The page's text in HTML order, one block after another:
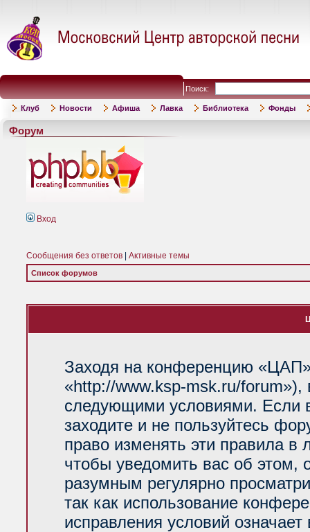
Поиск:
Клуб Новости Афиша Лавка Библиотека Фонды
Форум
Вход
Сообщения без ответов Активные темы
Список форумов
Заходя на конференцию
«http://www.ksp-msk.ru/forum»),
следующими условиями. Если
заходите и не пользуйтесь
право изменять эти правила
чтобы уведомить вас об
разумным регулярно
так как использование
исправления условий